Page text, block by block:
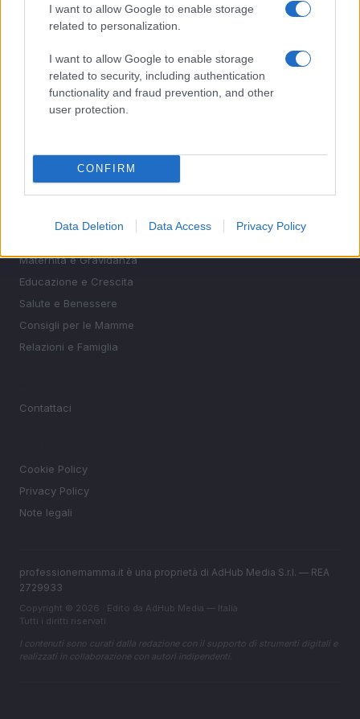
I want to allow Google to enable storage
related to personalization.
I want to allow Google to enable storage
related to security, including authentication
functionality and fraud prevention, and other
user protection.
CONFIRM
Data Deletion Data Access Privacy Policy
Essere mamma, una professione a tempo pieno. News,
maternità, educazione, salute e consigli per le mamme.
Maternità e Gravidanza
Educazione e Crescita
Salute e Benessere
Consigli per le Mamme
Relazioni e Famiglia
Contattaci
Cookie Policy
Privacy Policy
Note legali
professionemamma.it è una proprietà di AdHub Media S.r.l. — REA
2729933
Copyright © 2026 · Edito da AdHub Media — Italia
Tutti i diritti riservati
I contenuti sono curati dalla redazione con il supporto di strumenti digitali e
realizzati in collaborazione con autori indipendenti.